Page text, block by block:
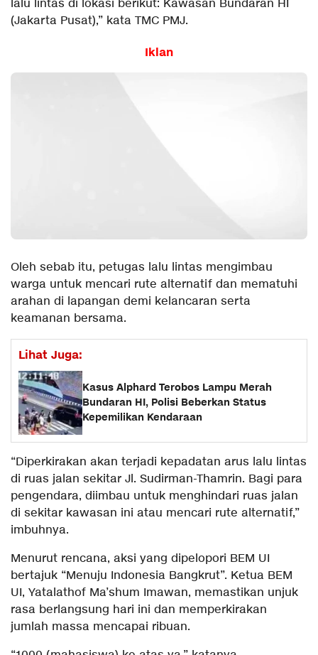
lalu lintas di lokasi berikut: Kawasan Bundaran HI
(Jakarta Pusat),” kata TMC PMJ.
Iklan
Oleh sebab itu, petugas lalu lintas mengimbau
warga untuk mencari rute alternatif dan mematuhi
arahan di lapangan demi kelancaran serta
keamanan bersama.
Lihat Juga:
Kasus Alphard Terobos Lampu Merah
Bundaran HI, Polisi Beberkan Status
Kepemilikan Kendaraan
“Diperkirakan akan terjadi kepadatan arus lalu lintas
di ruas jalan sekitar Jl. Sudirman-Thamrin. Bagi para
pengendara, diimbau untuk menghindari ruas jalan
di sekitar kawasan ini atau mencari rute alternatif,”
imbuhnya.
Menurut rencana, aksi yang dipelopori BEM UI
bertajuk “Menuju Indonesia Bangkrut”. Ketua BEM
UI, Yatalathof Ma’shum Imawan, memastikan unjuk
rasa berlangsung hari ini dan memperkirakan
jumlah massa mencapai ribuan.